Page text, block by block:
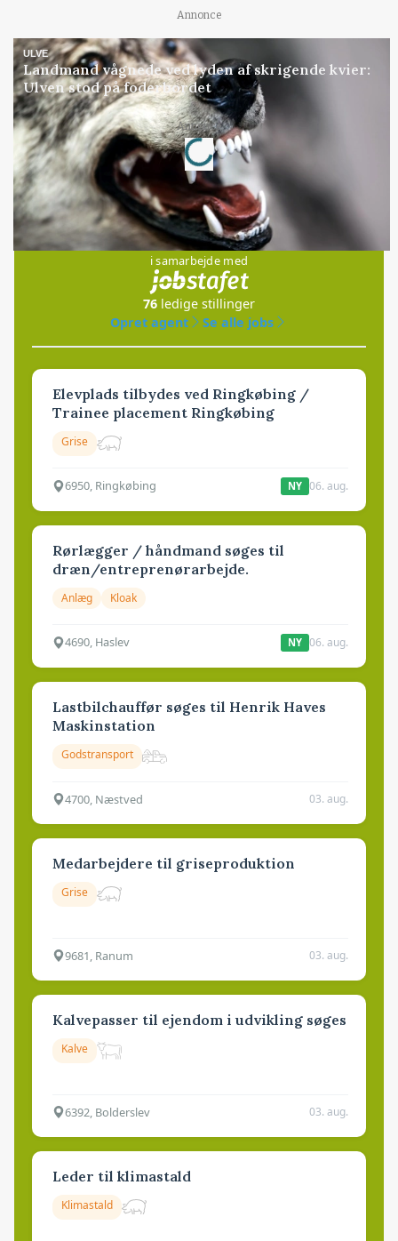
Annonce
ULVE
Landmand vågnede ved lyden af skrigende kvier:
Ulven stod på foderbordet
Annonce
Loading...
Jobs
i samarbejde med
76 ledige stillinger
Opret agent
Se alle jobs
Elevplads tilbydes ved Ringkøbing /
Trainee placement Ringkøbing
Grise
6950, Ringkøbing NY 06. aug.
Rørlægger / håndmand søges til
dræn/entreprenørarbejde.
Anlæg Kloak
4690, Haslev NY 06. aug.
Lastbilchauffør søges til Henrik Haves
Maskinstation
Godstransport
4700, Næstved 03. aug.
Medarbejdere til griseproduktion
Grise
9681, Ranum 03. aug.
Kalvepasser til ejendom i udvikling søges
Kalve
6392, Bolderslev 03. aug.
Leder til klimastald
Klimastald